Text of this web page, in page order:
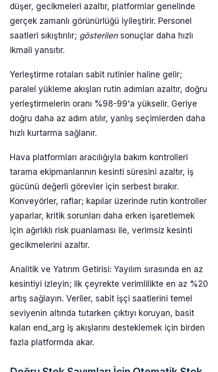
düşer, gecikmeleri azaltır, platformlar genelinde
gerçek zamanlı görünürlüğü iyileştirir. Personel
saatleri sıkıştırılır; gösterilensonuçlar daha hızlı
ikmali yansıtır.
Yerleştirme rotaları sabit rutinler haline gelir;
paralel yükleme akışları rutin adımları azaltır, doğru
yerleştirmelerin oranı %98-99'a yükselir. Geriye
doğru daha az adım atılır, yanlış seçimlerden daha
hızlı kurtarma sağlanır.
Hava platformları aracılığıyla bakım kontrolleri
tarama ekipmanlarının kesinti süresini azaltır, iş
gücünü değerli görevler için serbest bırakır.
Konveyörler, raflar; kapılar üzerinde rutin kontroller
yaparlar, kritik sorunları daha erken işaretlemek
için ağırlıklı risk puanlaması ile, verimsiz kesinti
gecikmelerini azaltır.
Analitik ve Yatırım Getirisi: Yayılım sırasında en az
kesintiyi izleyin; ilk çeyrekte verimlilikte en az %20
artış sağlayın. Veriler, sabit işçi saatlerini temel
seviyenin altında tutarken çıktıyı koruyan, basit
kalan end_arg iş akışlarını desteklemek için birden
fazla platformda akar.